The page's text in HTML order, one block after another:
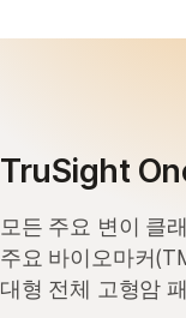
TruSight
모든 주요 변이 클
주요 바이오마커
대형 전체 고형암